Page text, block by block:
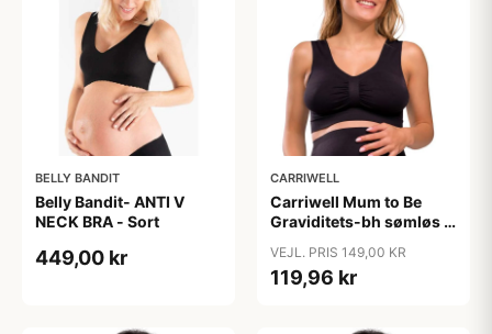
BELLY BANDIT
Belly Bandit- ANTI V
NECK BRA - Sort
449,00 kr
CARRIWELL
Carriwell Mum to Be
Graviditets-bh sømløs -
VEJL. PRIS 149,00 KR
119,96 kr